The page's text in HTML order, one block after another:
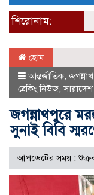
শিরোনাম:
হোম
আন্তর্জাতিক,
ব্রেকিং নিউজ,সারাদেশ
জগন্নাথপুরে
সুনাই বিবি
আপডেটের সময় :